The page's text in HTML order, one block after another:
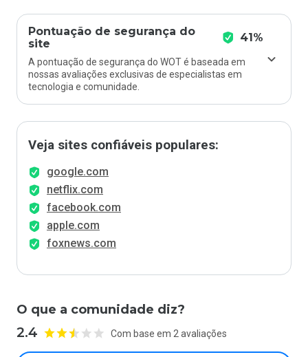
Pontuação de segurança do
site
41%
A pontuação de segurança do WOT é baseada em
nossas avaliações exclusivas de especialistas em
tecnologia e comunidade.
Veja sites confiáveis populares:
google.com
netflix.com
facebook.com
apple.com
foxnews.com
O que a comunidade diz?
2.4 Com base em 2 avaliações